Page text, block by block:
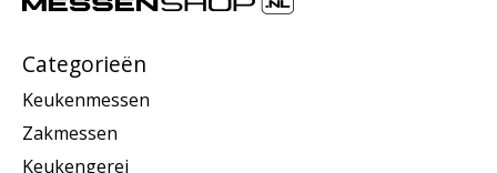
Categorieën
Keukenmessen
Zakmessen
Keukengerei